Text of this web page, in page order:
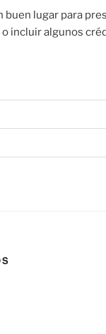
buen lugar para
incluir algunos